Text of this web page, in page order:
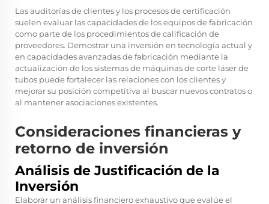
Las auditorías de clientes y los procesos de certificación
suelen evaluar las capacidades de los equipos de fabricación
como parte de los procedimientos de calificación de
proveedores. Demostrar una inversión en tecnología actual y
en capacidades avanzadas de fabricación mediante la
actualización de los sistemas de máquinas de corte láser de
tubos puede fortalecer las relaciones con los clientes y
mejorar su posición competitiva al buscar nuevos contratos o
al mantener asociaciones existentes.
Consideraciones financieras y
retorno de inversión
Análisis de Justificación de la
Inversión
Elaborar un análisis financiero exhaustivo que evalúe el